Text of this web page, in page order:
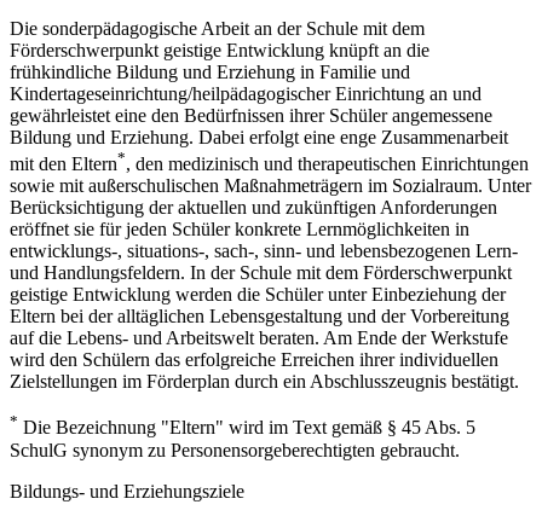
Die sonderpädagogische Arbeit an der Schule mit dem
Förderschwerpunkt geistige Entwicklung knüpft an die
frühkindliche Bildung und Erziehung in Familie und
Kindertageseinrichtung/heilpädagogischer Einrichtung an und
gewährleistet eine den Bedürfnissen ihrer Schüler angemessene
Bildung und Erziehung. Dabei erfolgt eine enge Zusammenarbeit
mit den Eltern*, den medizinisch und therapeutischen Einrichtungen
sowie mit außerschulischen Maßnahmeträgern im Sozialraum. Unter
Berücksichtigung der aktuellen und zukünftigen Anforderungen
eröffnet sie für jeden Schüler konkrete Lernmöglichkeiten in
entwicklungs-, situations-, sach-, sinn- und lebensbezogenen Lern-
und Handlungsfeldern. In der Schule mit dem Förderschwerpunkt
geistige Entwicklung werden die Schüler unter Einbeziehung der
Eltern bei der alltäglichen Lebensgestaltung und der Vorbereitung
auf die Lebens- und Arbeitswelt beraten. Am Ende der Werkstufe
wird den Schülern das erfolgreiche Erreichen ihrer individuellen
Zielstellungen im Förderplan durch ein Abschlusszeugnis bestätigt.
* Die Bezeichnung "Eltern" wird im Text gemäß § 45 Abs. 5
SchulG synonym zu Personensorgeberechtigten gebraucht.
Bildungs- und Erziehungsziele